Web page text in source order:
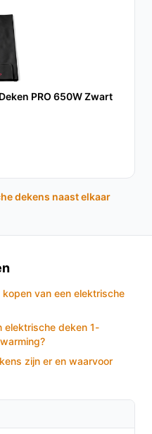
om warm te blijven.
functies en
deze deken een must-
prijzen op
PRO 650W Zwart
dekens naast elkaar
van een elektrische
elektrische deken 1-
zijn er en waarvoor